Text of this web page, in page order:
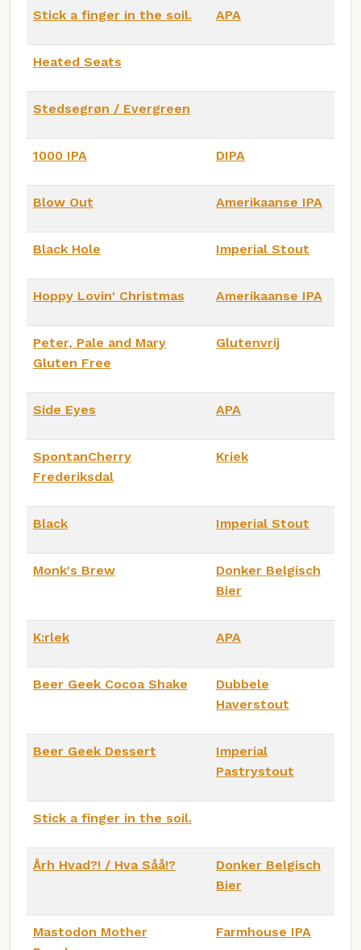
Stick a finger in the soil. APA
Heated Seats
Stedsegrøn / Evergreen
1000 IPA DIPA
Blow Out Amerikaanse IPA
Black Hole Imperial Stout
Hoppy Lovin' Christmas Amerikaanse IPA
Peter, Pale and Mary
Gluten Free
Glutenvrij
Side Eyes APA
SpontanCherry
Frederiksdal
Kriek
Black Imperial Stout
Monk's Brew
Donker Belgisch
Bier
K:rlek APA
Beer Geek Cocoa Shake
Dubbele
Haverstout
Beer Geek Dessert
Imperial
Pastrystout
Stick a finger in the soil.
Årh Hvad?! / Hva Såå!?
Donker Belgisch
Bier
Mastodon Mother
Farmhouse IPA